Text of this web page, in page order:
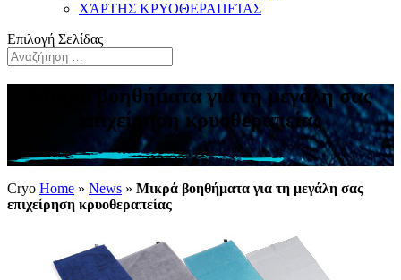
ΧΆΡΤΗΣ ΚΡΥΟΘΕΡΑΠΕΊΑΣ
Επιλογή Σελίδας
Μικρά βοηθήματα για τη μεγάλη σας
επιχείρηση κρυοθεραπείας
Cryo Home » News » Μικρά βοηθήματα για τη μεγάλη σας
επιχείρηση κρυοθεραπείας